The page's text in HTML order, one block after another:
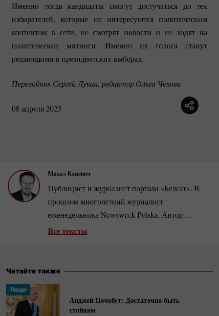
Именно тогда кандидаты смогут достучаться до тех
избирателей, которые не интересуются политическим
контентом в сети, не смотрят новости и не ходят на
политические митинги. Именно их голоса станут
решающими в президентских выборах.
Переводчик Сергей Лукин, редактор Ольга Чехова
08 апреля 2025
Михал Кацевич
Публицист и журналист портала «Белсат». В
прошлом многолетний журналист
еженедельника Newsweek Polska. Автор
четырех книг, посвященных событиям
Лукашенко. Эксперт, занимающийся
экономики стран Центральной и Восточной
Европы.
Все тексты
Читайте также
Люди
Анджей Почобут: Достаточно быть
стойким